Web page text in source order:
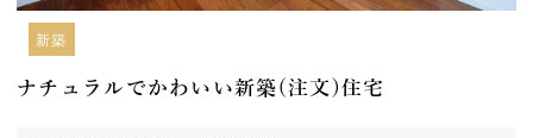
新築
ナチュラルでかわいい新築(注文)住宅